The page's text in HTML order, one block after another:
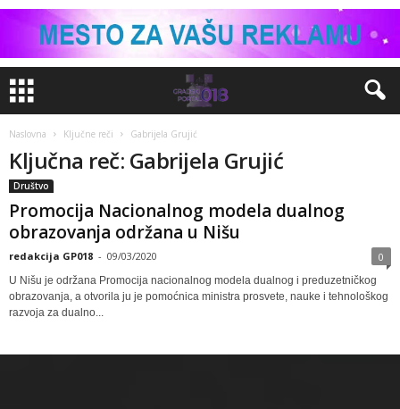
Naslovna Ključne reči Gabrijela Grujić
Ključna reč: Gabrijela Grujić
Društvo
Promocija Nacionalnog modela dualnog
obrazovanja održana u Nišu
redakcija GP018 - 09/03/2020 0
U Nišu je održana Promocija nacionalnog modela dualnog i preduzetničkog
obrazovanja, a otvorila ju je pomoćnica ministra prosvete, nauke i tehnološkog
razvoja za dualno...